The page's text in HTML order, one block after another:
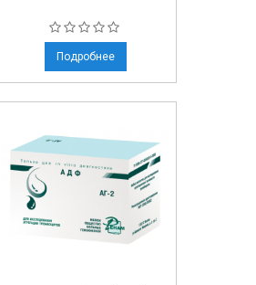
Подробнее